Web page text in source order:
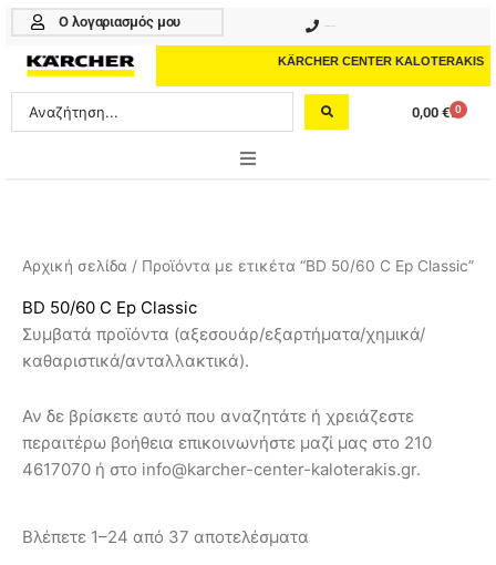
Μετάβαση
περιεχόμενο
Ο λογαριασμός μου
KÄRCHER CENTER KALOTERAKIS
Search
...
0,00 € 0
Cart
PROFESSIONAL
ΑΞΕΣΟΥΑΡ
ΥΠΗΡΕΣΙΕΣ-ΝΕΑ-ΛΥΣΕΙΣ
Αρχική σελίδα / Προϊόντα με ετικέτα “BD 50/60 C Ep Classic”
BD 50/60 C Ep Classic
Συμβατά προϊόντα (αξεσουάρ/εξαρτήματα/χημικά/
καθαριστικά/ανταλλακτικά).
Αν δε βρίσκετε αυτό που αναζητάτε ή χρειάζεστε
περαιτέρω βοήθεια επικοινωνήστε μαζί μας στο 210
4617070 ή στο info@karcher-center-kaloterakis.gr.
Βλέπετε 1–24 από 37 αποτελέσματα